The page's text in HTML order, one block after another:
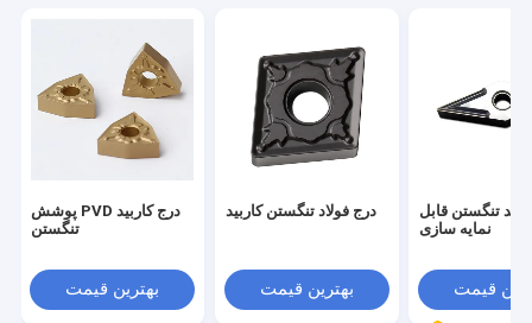
پوشش PVD درج کاربید
تنگستن
بهترین قیمت
درج فولاد تنگستن کاربید
بهترین قیمت
تنگستن قابل
نمایه سازی
قیمت